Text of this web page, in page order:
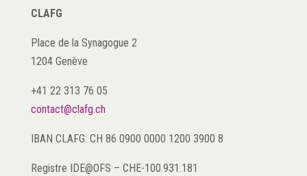
CLAFG
Place de la Synagogue 2
1204 Genève
+41 22 313 76 05
contact@clafg.ch
IBAN CLAFG: CH 86 0900 0000 1200 3900 8
Registre IDE@OFS – CHE-100.931.181